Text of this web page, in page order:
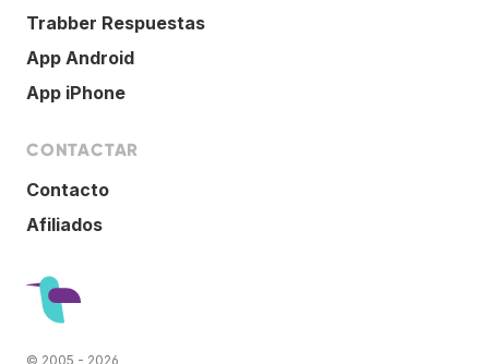
Trabber Respuestas
App Android
App iPhone
CONTACTAR
Contacto
Afiliados
© 2005 - 2026